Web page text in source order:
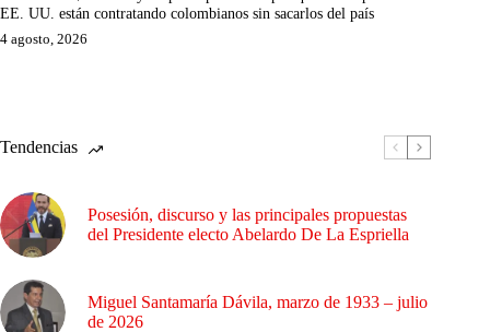
EE. UU. están contratando colombianos sin sacarlos del país
4 agosto, 2026
Tendencias
Posesión, discurso y las principales propuestas
del Presidente electo Abelardo De La Espriella
Miguel Santamaría Dávila, marzo de 1933 – julio
de 2026